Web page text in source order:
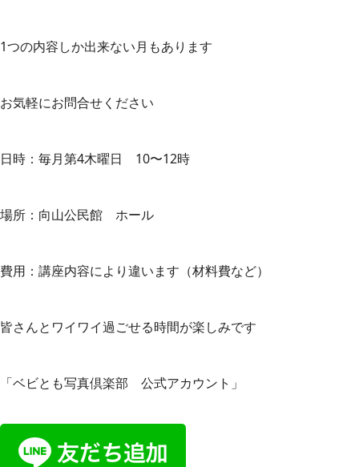
1つの内容しか出来ない月もあります
お気軽にお問合せください
日時：毎月第4木曜日 10〜12時
場所：向山公民館 ホール
費用：講座内容により違います（材料費など）
皆さんとワイワイ過ごせる時間が楽しみです
「ベビとも写真倶楽部 公式アカウント」